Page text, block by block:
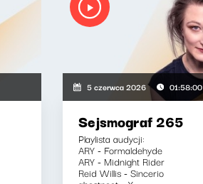
5 czerwca 2026 01:58:00
Sejsmograf 265
Playlista audycji:
ARY - Formaldehyde
ARY - Midnight Rider
Reid Willis - Sincerio